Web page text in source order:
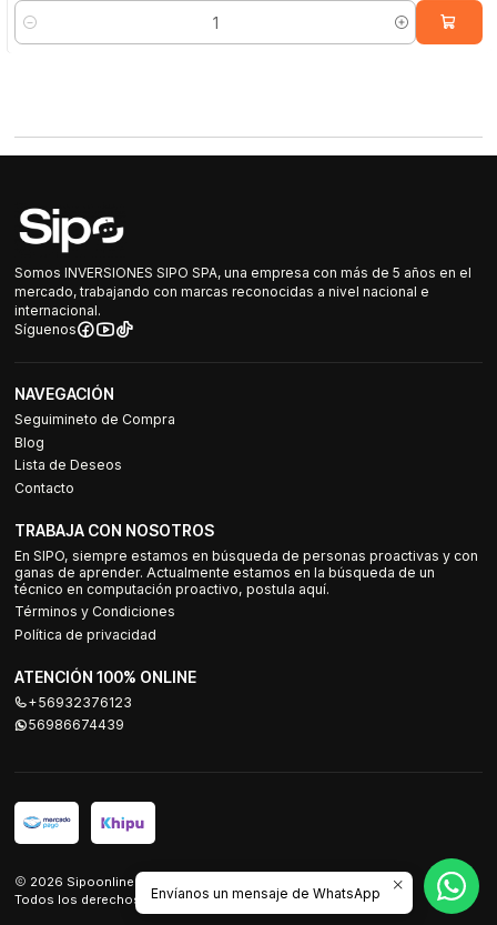
Cantidad
Somos INVERSIONES SIPO SPA, una empresa con más de 5 años en el
mercado, trabajando con marcas reconocidas a nivel nacional e
internacional.
Síguenos
NAVEGACIÓN
Seguimineto de Compra
Blog
Lista de Deseos
Contacto
TRABAJA CON NOSOTROS
En SIPO, siempre estamos en búsqueda de personas proactivas y con
ganas de aprender. Actualmente estamos en la búsqueda de un
técnico en computación proactivo, postula aquí.
Términos y Condiciones
Política de privacidad
ATENCIÓN 100% ONLINE
+56932376123
56986674439
2026 Sipoonline.
Todos los derechos reservados.Desarrollado por Jumpseller
Envíanos un mensaje de WhatsApp